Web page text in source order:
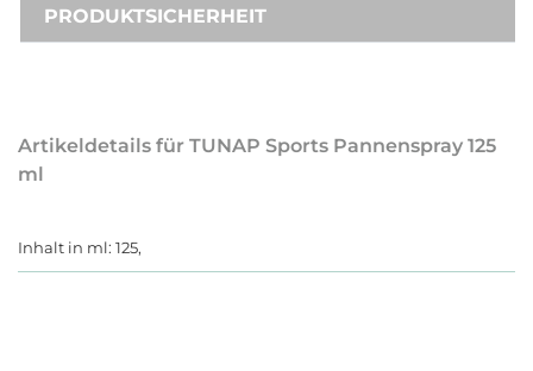
PRODUKTSICHERHEIT
Artikeldetails für TUNAP Sports Pannenspray 125
ml
Inhalt in ml: 125,